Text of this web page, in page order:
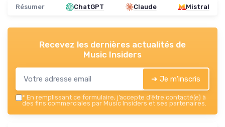
Résumer ChatGPT Claude Mistral
Recevez les dernières actualités de
Music Insiders
➔ Je m'inscris
* En remplissant ce formulaire, j’accepte d’être contacté(e) à
des fins commerciales par Music Insiders et ses partenaires.